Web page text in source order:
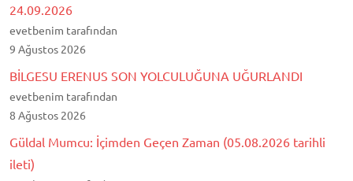
24.09.2026
evetbenim tarafından
9 Ağustos 2026
BİLGESU ERENUS SON YOLCULUĞUNA UĞURLANDI
evetbenim tarafından
8 Ağustos 2026
Güldal Mumcu: İçimden Geçen Zaman (05.08.2026 tarihli
ileti)